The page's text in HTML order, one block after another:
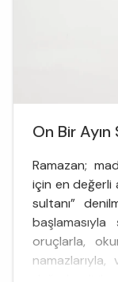
On Bir
Ramazan;
için en değerli
sultanı”
oruçlarla,